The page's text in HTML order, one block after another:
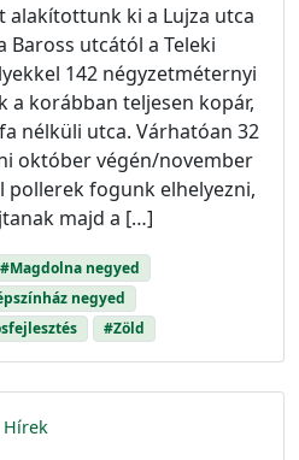
alakítottunk ki a Lujza utca
Baross utcától a Teleki
142 négyzetméternyi
a korábban teljesen kopár,
nélküli utca. Várhatóan 32
október végén/november
pollerek fogunk elhelyezni,
majd a […]
#Magdolna negyed
negyed
#Zöld
Hírek